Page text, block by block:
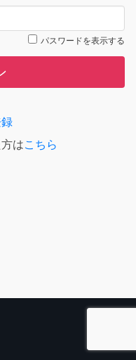
パスワードを表示する
はこちら